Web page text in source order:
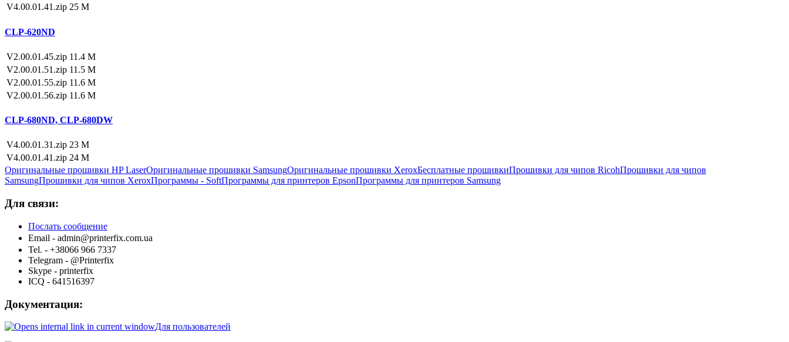
V4.00.01.41.zip 25 M
CLP-620ND
V2.00.01.45.zip 11.4 M
V2.00.01.51.zip 11.5 M
V2.00.01.55.zip 11.6 M
V2.00.01.56.zip 11.6 M
CLP-680ND, CLP-680DW
V4.00.01.31.zip 23 M
V4.00.01.41.zip 24 M
Оригинальные прошивки HP LaserОригинальные прошивки SamsungОригинальные прошивки XeroxБесплатные прошивкиПрошивки для чипов RicohПрошивки для чипов
SamsungПрошивки для чипов XeroxПрограммы - SoftПрограммы для принтеров EpsonПрограммы для принтеров Samsung
Для связи:
Послать сообщение
Email - admin@printerfix.com.ua
Tel. - +38066 966 7337
Telegram - @Printerfix
Skype - printerfix
ICQ - 641516397
Документация:
Для пользователей